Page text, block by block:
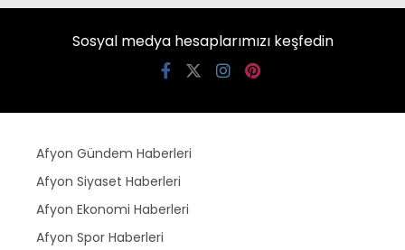
Sosyal medya hesaplarımızı keşfedin
Afyon Gündem Haberleri
Afyon Siyaset Haberleri
Afyon Ekonomi Haberleri
Afyon Spor Haberleri